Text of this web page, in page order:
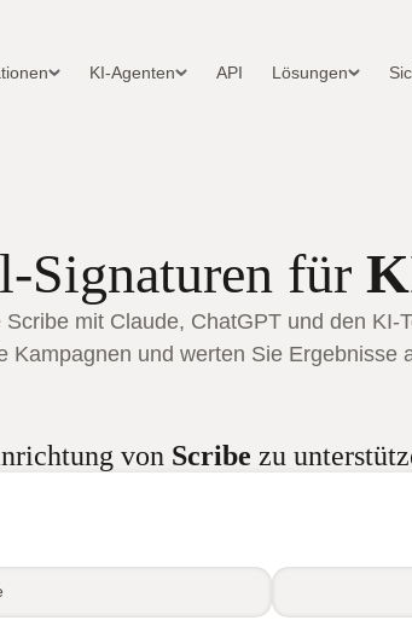
KI-Agenten API Lösungen
Signaturen für
Scribe mit Claude, ChatGPT und den KI-
Kampagnen und werten Sie
von Scribe zu